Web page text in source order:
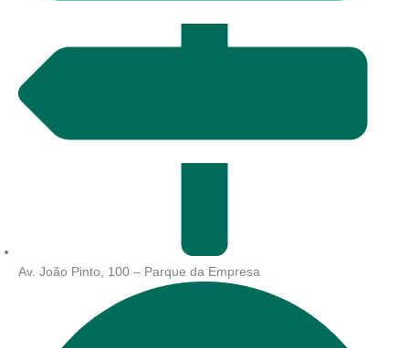
Av. João Pinto, 100 – Parque da Empresa